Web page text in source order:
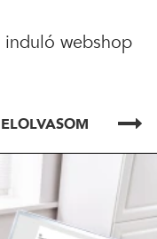
webshop
ELOLVASOM